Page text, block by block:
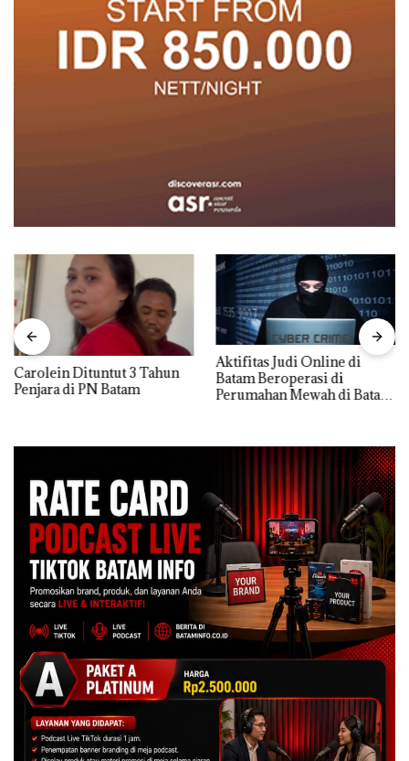
Carolein Dituntut 3 Tahun
Penjara di PN Batam
Aktifitas Judi Online di
Batam Beroperasi di
Perumahan Mewah di Batam